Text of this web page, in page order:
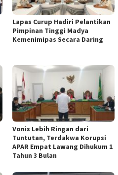
Lapas Curup Hadiri Pelantikan
Pimpinan Tinggi Madya
Kemenimipas Secara Daring
Vonis Lebih Ringan dari
Tuntutan, Terdakwa Korupsi
APAR Empat Lawang Dihukum 1
Tahun 3 Bulan